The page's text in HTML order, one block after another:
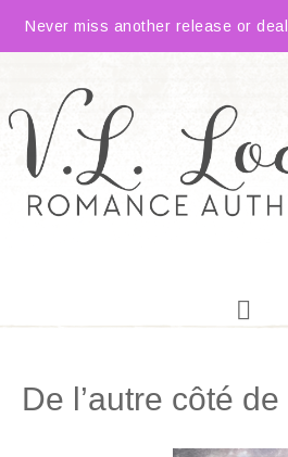
Never miss another release or
De l’autre côté